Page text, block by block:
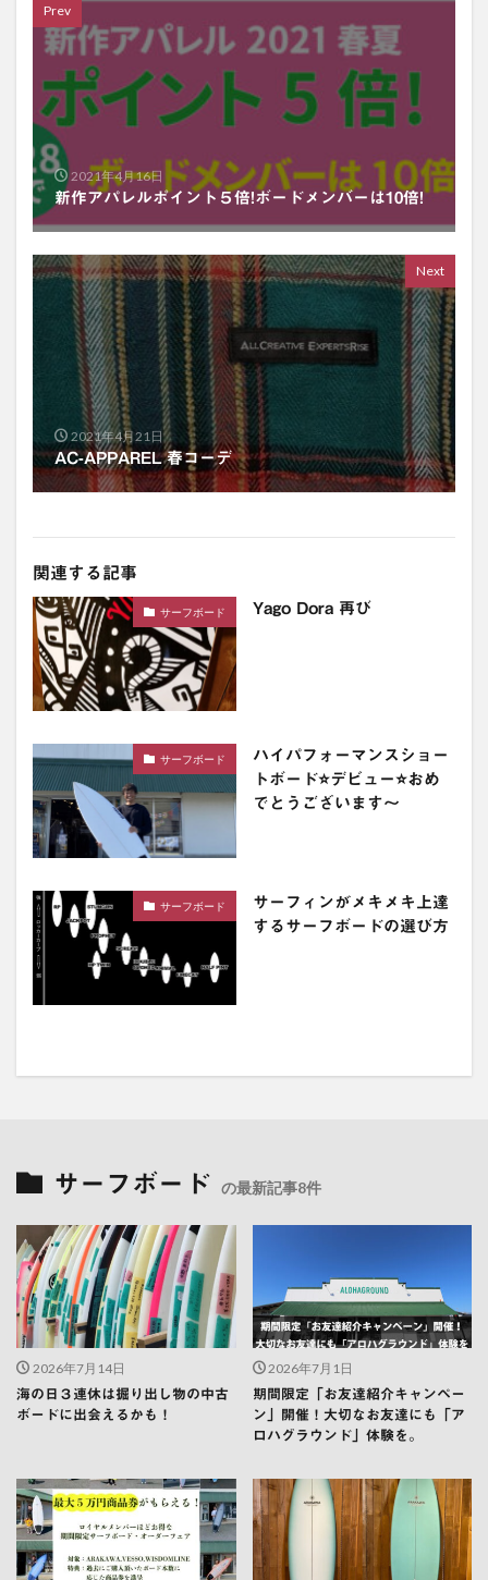
Prev
2021年4月16日
新作アパレルポイント５倍!ボードメンバーは10倍!
Next
2021年4月21日
AC-APPAREL 春コーデ
関連する記事
サーフボード Yago Dora 再び
サーフボード
ハイパフォーマンスショー
トボード⭐️デビュー⭐️おめ
でとうございます〜
サーフボード
サーフィンがメキメキ上達
するサーフボードの選び方
サーフボード の最新記事8件
2026年7月14日
海の日３連休は掘り出し物の中古
ボードに出会えるかも！
2026年7月1日
期間限定「お友達紹介キャンペー
ン」開催！大切なお友達にも「ア
ロハグラウンド」体験を。